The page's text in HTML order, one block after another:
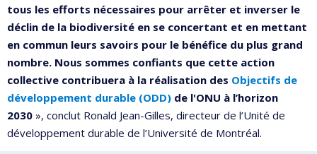
tous les efforts nécessaires pour arrêter et inverser le
déclin de la biodiversité en se concertant et en mettant
en commun leurs savoirs pour le bénéfice du plus grand
nombre. Nous sommes confiants que cette action
collective contribuera à la réalisation des Objectifs de
développement durable (ODD) de l'ONU à l’horizon
2030 », conclut Ronald Jean-Gilles, directeur de l’Unité de
développement durable de l’Université de Montréal.